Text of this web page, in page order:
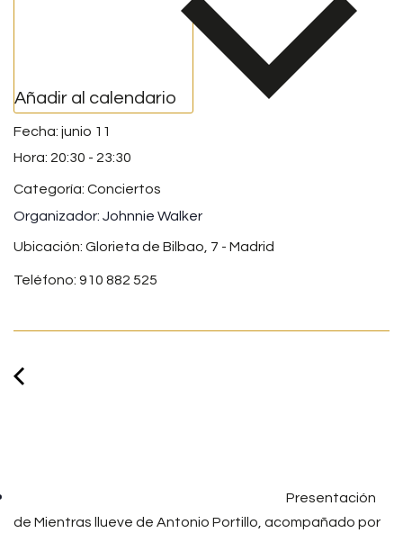
Añadir al calendario
junio 11
20:30 - 23:30
Categoría: Conciertos
Johnnie Walker
Ubicación: Glorieta de Bilbao, 7 - Madrid
Teléfono: 910 882 525
Presentación
de Mientras llueve de Antonio Portillo, acompañado por